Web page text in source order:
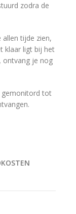
zodra de
tijde zien,
klaar ligt bij het
ontvang je nog
gemonitord tot